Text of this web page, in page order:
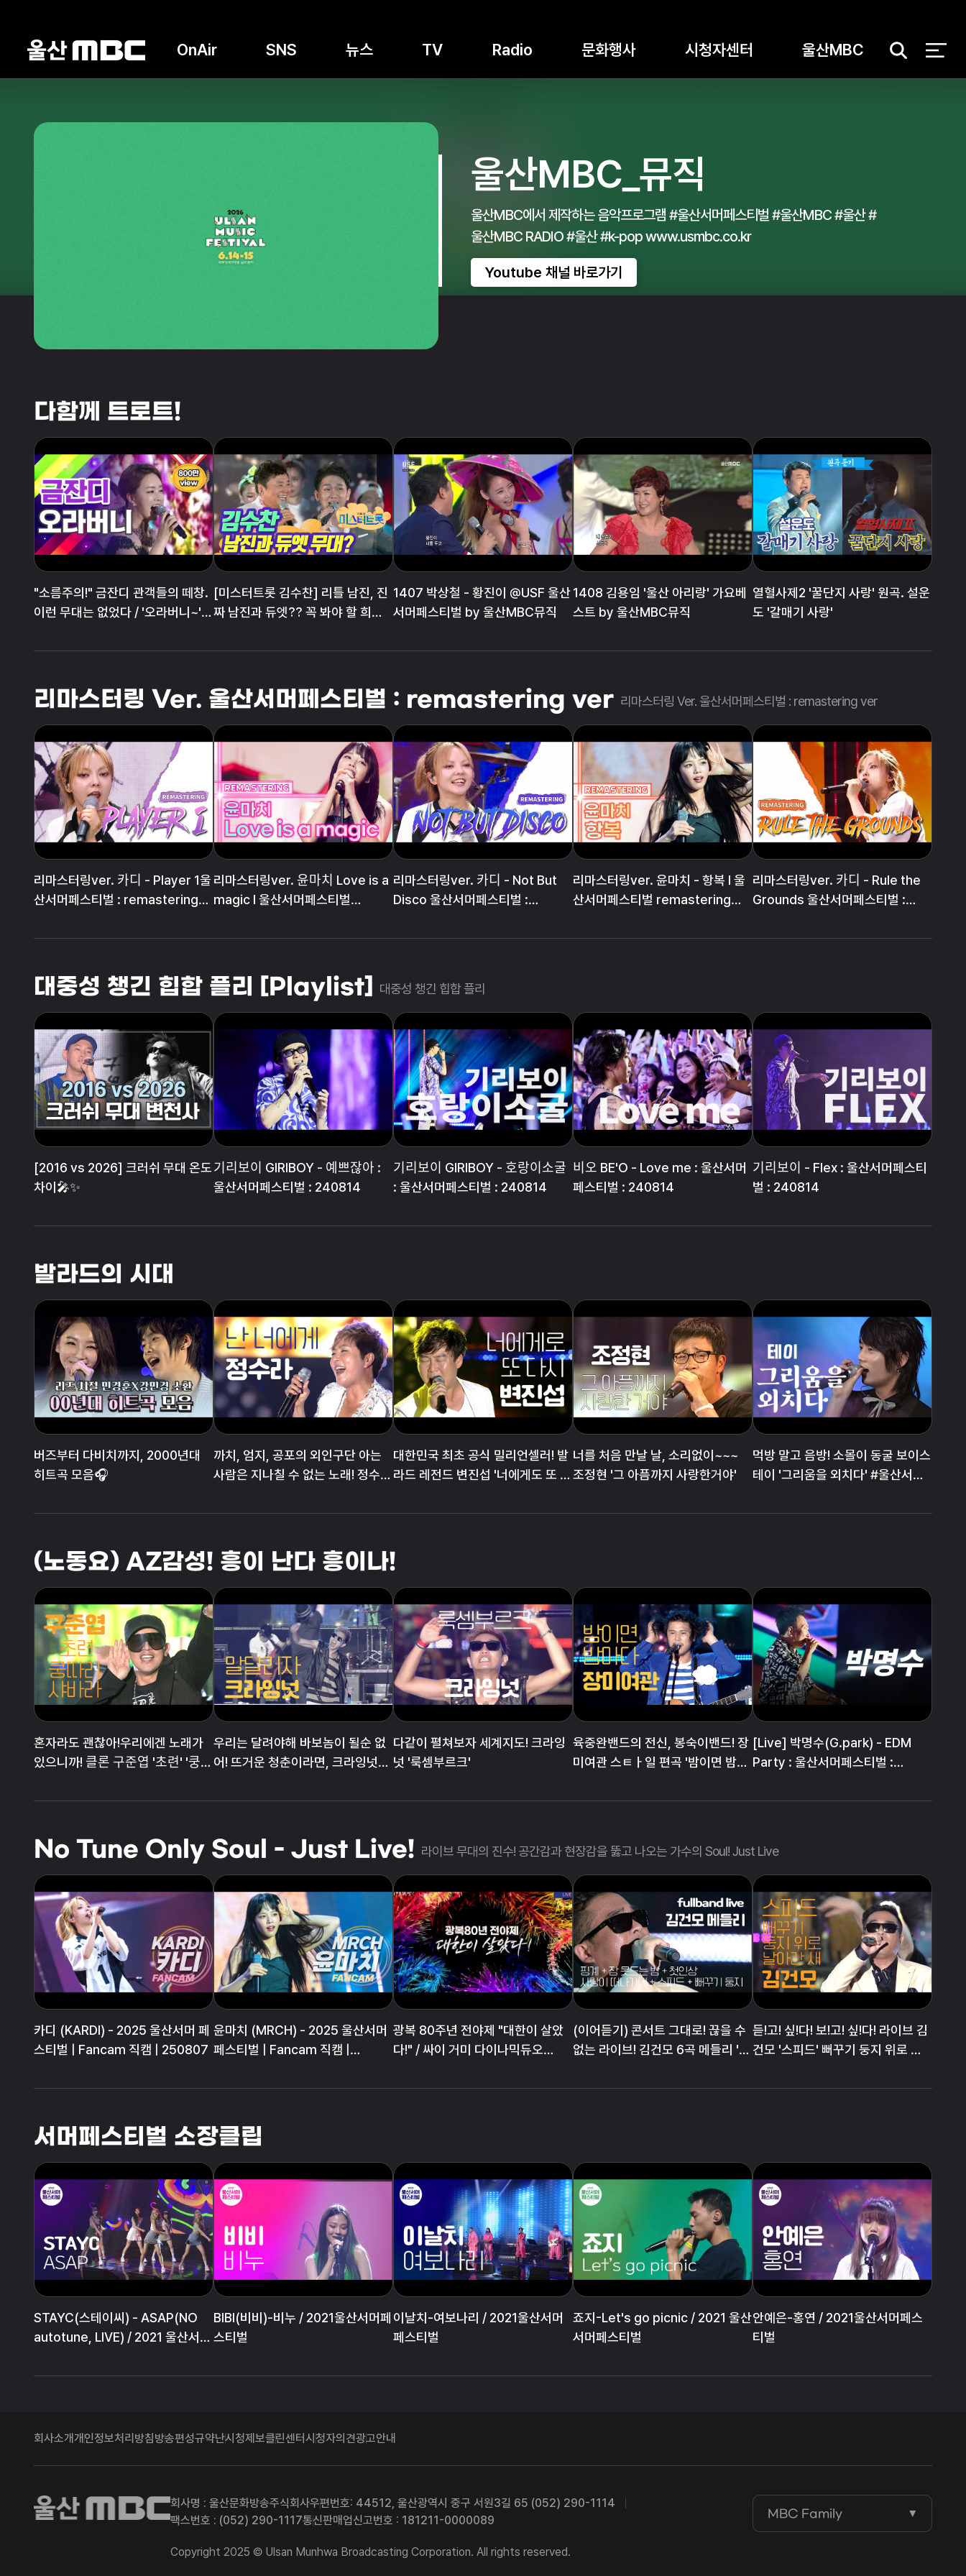
OnAir SNS 뉴스 TV Radio 문화행사 시청자센터 울산MBC
검
울산MBC_뮤직
울산MBC에서 제작하는 음악프로그램 #울산서머페스티벌 #울산MBC #울산 #
울산MBC RADIO #울산 #k-pop www.usmbc.co.kr
Youtube 채널 바로가기
다함께 트로트!
"소름주의!" 금잔디 관객들의 떼창.
이런 무대는 없었다 / '오라버니~' /
[미스터트롯 김수찬] 리틀 남진, 진
짜 남진과 듀엣?? 꼭 봐야 할 희귀
페스티벌)
1407 박상철 - 황진이 @USF 울산
서머페스티벌 by 울산MBC뮤직
1408 김용임 '울산 아리랑' 가요베
스트 by 울산MBC뮤직
열혈사제2 '꿀단지 사랑' 원곡. 설운
도 '갈매기 사랑'
리마스터링 Ver. 울산서머페스티벌 : remastering ver 리마스터링 Ver. 울산서머페스티벌 : remastering ver
리마스터링ver. 카디 - Player 1울
산서머페스티벌 : remastering
리마스터링ver. 윤마치 Love is a
magic l 울산서머페스티벌
리마스터링ver. 카디 - Not But
Disco 울산서머페스티벌 :
리마스터링ver. 윤마치 - 항복 l 울
산서머페스티벌 remastering
리마스터링ver. 카디 - Rule the
Grounds 울산서머페스티벌 :
대중성 챙긴 힙합 플리 [Playlist] 대중성 챙긴 힙합 플리
[2016 vs 2026] 크러쉬 무대 온도
차이🎤✨
기리보이 GIRIBOY - 예쁘잖아 :
울산서머페스티벌 : 240814
기리보이 GIRIBOY - 호랑이소굴
: 울산서머페스티벌 : 240814
비오 BE'O - Love me : 울산서머
페스티벌 : 240814
기리보이 - Flex : 울산서머페스티
벌 : 240814
발라드의 시대
버즈부터 다비치까지, 2000년대
히트곡 모음🎧
까치, 엄지, 공포의 외인구단 아는
사람은 지나칠 수 없는 노래! 정수라
대한민국 최초 공식 밀리언셀러! 발
라드 레전드 변진섭 '너에게도 또 다
너를 처음 만날 날, 소리없이~~~
조정현 '그 아픔까지 사랑한거야'
먹방 말고 음방! 소몰이 동굴 보이스
테이 '그리움을 외치다' #울산서머
(노동요) AZ감성! 흥이 난다 흥이나!
혼자라도 괜찮아!우리에겐 노래가
있으니까! 클론 구준엽 '초련' '쿵따
우리는 달려야해 바보놈이 될순 없
어! 뜨거운 청춘이라면, 크라잉넛
다같이 펼쳐보자 세계지도! 크라잉
넛 '룩셈부르크'
육중완밴드의 전신, 봉숙이밴드! 장
미여관 스ㅌㅏ일 편곡 '밤이면 밤마
[Live] 박명수(G.park) - EDM
Party : 울산서머페스티벌 :
No Tune Only Soul - Just Live! 라이브 무대의 진수! 공간감과 현장감을 뚫고 나오는 가수의 Soul! Just Live
카디 (KARDI) - 2025 울산서머 페
스티벌 | Fancam 직캠 | 250807
윤마치 (MRCH) - 2025 울산서머
페스티벌 | Fancam 직캠 |
광복 80주년 전야제 "대한이 살았
다!" / 싸이 거미 다이나믹듀오
당 잔디마당
(이어듣기) 콘서트 그대로! 끊을 수
없는 라이브! 김건모 6곡 메들리 '핑
'사랑이 떠나가네' + '스피드' + '뻐
듣!고! 싶!다! 보!고! 싶!다! 라이브 김
건모 '스피드' 뻐꾸기 둥지 위로 날
서머페스티벌 소장클립
STAYC(스테이씨) - ASAP(NO
autotune, LIVE) / 2021 울산서머
BIBI(비비)-비누 / 2021울산서머페
스티벌
이날치-여보나리 / 2021울산서머
페스티벌
죠지-Let's go picnic / 2021 울산
서머페스티벌
안예은-홍연 / 2021울산서머페스
티벌
회사소개개인정보처리방침방송편성규약난시청제보클린센터시청자의견광고안내
울산MBC 회사명 : 울산문화방송주식회사우편번호: 44512, 울산광역시 중구 서원3길 65 (052) 290-1114
팩스번호 : (052) 290-1117통신판매업신고번호 : 181211-0000089
Copyright 2025 © Ulsan Munhwa Broadcasting Corporation. All rights reserved.
MBC Family